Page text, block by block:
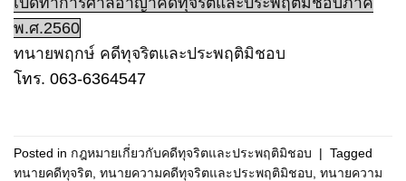
พ.ศ.2560
ทนายพฤกษ์ คดีทุจริตและประพฤติมิชอบ
โทร. 063-6364547
Posted in กฎหมายเกี่ยวกับคดีทุจริตและประพฤติมิชอบ | Tagged
ทนายคดีทุจริต ทนายความคดีทุจริตและประพฤติมิชอบ ทนายความ